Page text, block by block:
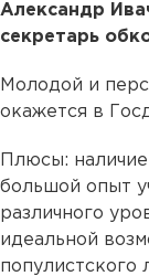
Александр
секретарь
Молодой и
окажется в
Плюсы:
большой опыт
различного
идеальной
популистского